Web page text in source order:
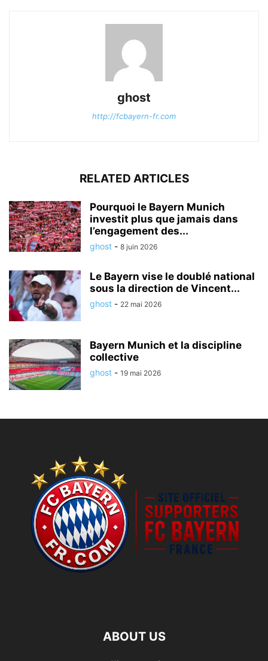
ghost
http://fcbayern-fr.com
RELATED ARTICLES
Pourquoi le Bayern Munich
investit plus que jamais dans
l’engagement des...
ghost - 8 juin 2026
Le Bayern vise le doublé national
sous la direction de Vincent...
ghost - 22 mai 2026
Bayern Munich et la discipline
collective
ghost - 19 mai 2026
ABOUT US